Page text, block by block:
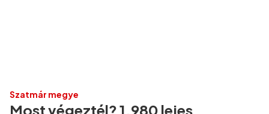
Szatmár megye
Most végeztél? 1.980 lejes